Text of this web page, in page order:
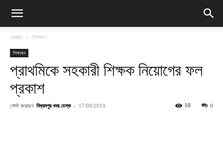
প্রচ্ছদ শিক্ষাঙ্গন
শিক্ষাঙ্গন
প্রাথমিকে সহকারী শিক্ষক নিয়োগের ফল
প্রকাশ
পোস্ট করেছেন বিক্রমপুর খবর ডেস্ক - 17/09/2019 0
10